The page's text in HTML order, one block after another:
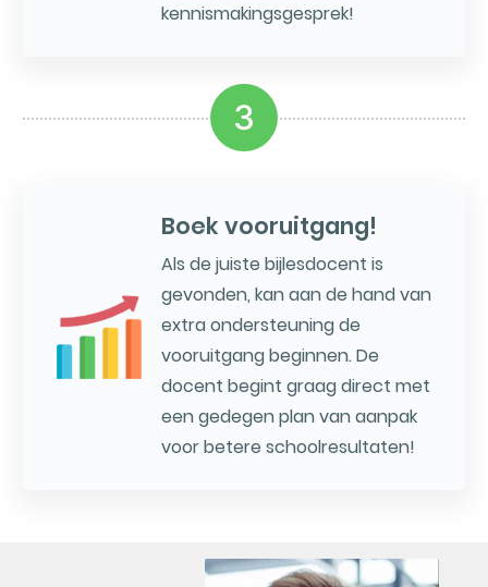
kennismakingsgesprek!
3
Boek vooruitgang!
Als de juiste bijlesdocent is
gevonden, kan aan de hand van
extra ondersteuning de
vooruitgang beginnen. De
docent begint graag direct met
een gedegen plan van aanpak
voor betere schoolresultaten!